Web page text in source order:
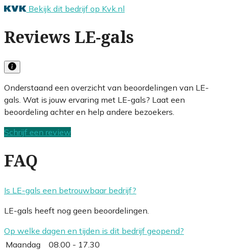
Bekijk dit bedrijf op Kvk.nl
Reviews LE-gals
Onderstaand een overzicht van beoordelingen van LE-
gals. Wat is jouw ervaring met LE-gals? Laat een
beoordeling achter en help andere bezoekers.
Schrijf een review
FAQ
Is LE-gals een betrouwbaar bedrijf?
LE-gals heeft nog geen beoordelingen.
Op welke dagen en tijden is dit bedrijf geopend?
Maandag
08.00 - 17.30